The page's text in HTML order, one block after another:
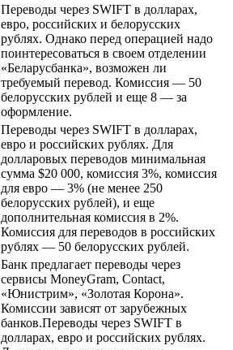
Переводы через SWIFT в долларах,
евро, российских и белорусских
рублях. Однако перед операцией надо
поинтересоваться в своем отделении
«Беларусбанка», возможен ли
требуемый перевод. Комиссия — 50
белорусских рублей и еще 8 — за
оформление.
Переводы через SWIFT в долларах,
евро и российских рублях. Для
долларовых переводов минимальная
сумма $20 000, комиссия 3%, комиссия
для евро — 3% (не менее 250
белорусских рублей), и еще
дополнительная комиссия в 2%.
Комиссия для переводов в российских
рублях — 50 белорусских рублей.
Банк предлагает переводы через
сервисы MoneyGram, Contact,
«Юнистрим», «Золотая Корона».
Комиссии зависят от зарубежных
банков.Переводы через SWIFT в
долларах, евро и российских рублях.